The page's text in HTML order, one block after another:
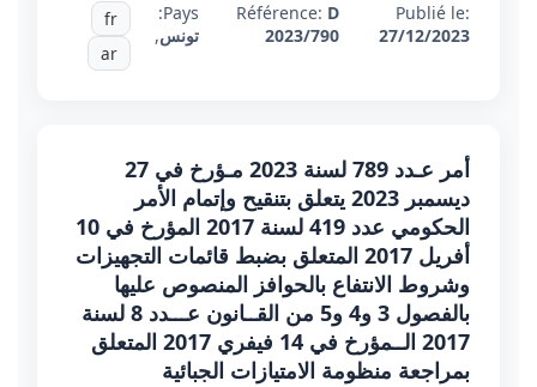
Publié le:
27/12/2023
Référence: D
2023/790
Pays:
تونس,
fr
ar
أمر عـدد 789 لسنة 2023 مـؤرخ في 27
ديسمبر 2023 يتعلق بتنقيح وإتمام الأمر
الحكومي عدد 419 لسنة 2017 المؤرخ في 10
أفريل 2017 المتعلق بضبط قائمات التجهيزات
وشروط الانتفاع بالحوافز المنصوص عليها
بالفصول 3 و4 و5 من القــانون عـــدد 8 لسنة
2017 الــمؤرخ في 14 فيفري 2017 المتعلق
بمراجعة منظومة الامتيازات الجبائية